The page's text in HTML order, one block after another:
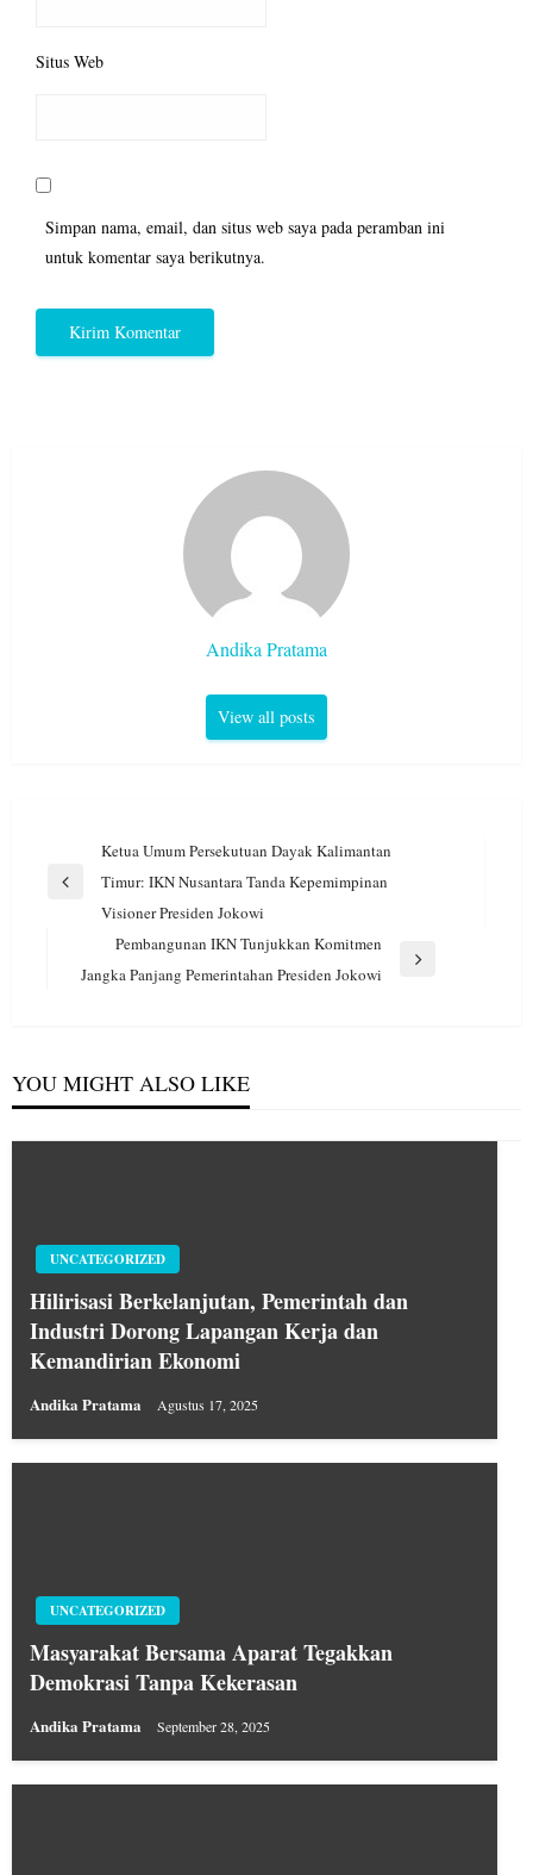
Situs Web
Simpan nama, email, dan situs web saya pada peramban ini
untuk komentar saya berikutnya.
Andika Pratama
View all posts
Navigasi
pos
Previous
Ketua Umum Persekutuan Dayak Kalimantan
Timur: IKN Nusantara Tanda Kepemimpinan
Visioner Presiden Jokowi
Next
Pembangunan IKN Tunjukkan Komitmen
Jangka Panjang Pemerintahan Presiden Jokowi
YOU MIGHT ALSO LIKE
UNCATEGORIZED
Hilirisasi Berkelanjutan, Pemerintah dan
Industri Dorong Lapangan Kerja dan
Kemandirian Ekonomi
Andika Pratama Agustus 17, 2025
UNCATEGORIZED
Masyarakat Bersama Aparat Tegakkan
Demokrasi Tanpa Kekerasan
Andika Pratama September 28, 2025